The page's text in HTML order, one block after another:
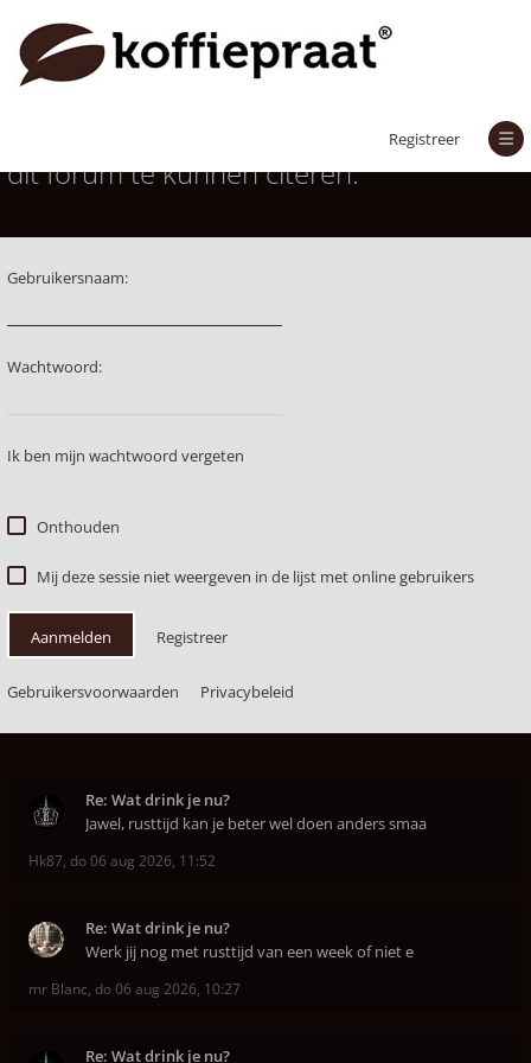
Registreer
Je moet aangemeld zijn om berichten in
dit forum te kunnen citeren.
Gebruikersnaam:
Wachtwoord:
Ik ben mijn wachtwoord vergeten
Onthouden
Mij deze sessie niet weergeven in de lijst met online gebruikers
Aanmelden Registreer
Gebruikersvoorwaarden Privacybeleid
Re: Wat drink je nu?
Jawel, rusttijd kan je beter wel doen anders smaa
Hk87, do 06 aug 2026, 11:52
Re: Wat drink je nu?
Werk jij nog met rusttijd van een week of niet e
mr Blanc, do 06 aug 2026, 10:27
Re: Wat drink je nu?